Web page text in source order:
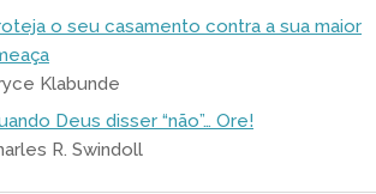
o seu casamento contra a sua maior
Klabunde
Deus disser “não”… Ore!
R. Swindoll